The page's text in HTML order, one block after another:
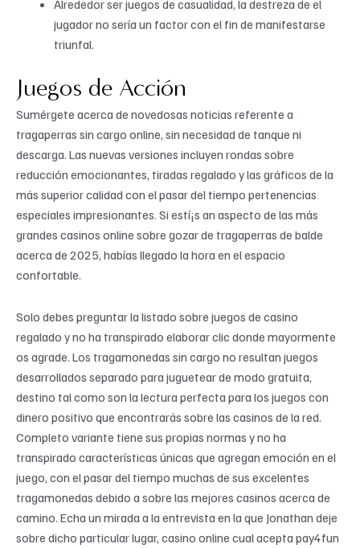
Alrededor ser juegos de casualidad, la destreza de el
jugador no serí­a un factor con el fin de manifestarse
triunfal.
Juegos de Acción
Sumérgete acerca de novedosas noticias referente a
tragaperras sin cargo online, sin necesidad de tanque ni
descarga. Las nuevas versiones incluyen rondas sobre
reducción emocionantes, tiradas regalado y las gráficos de la
más superior calidad con el pasar del tiempo pertenencias
especiales impresionantes. Si estí¡s an aspecto de las más
grandes casinos online sobre gozar de tragaperras de balde
acerca de 2025, habías llegado la hora en el espacio
confortable.
Solo debes preguntar la listado sobre juegos de casino
regalado y no ha transpirado elaborar clic donde mayormente
os agrade. Los tragamonedas sin cargo no resultan juegos
desarrollados separado para juguetear de modo gratuita,
destino tal como son la lectura perfecta para los juegos con
dinero positivo que encontrarás sobre las casinos de la red.
Completo variante tiene sus propias normas y no ha
transpirado características únicas que agregan emoción en el
juego, con el pasar del tiempo muchas de sus excelentes
tragamonedas debido a sobre las mejores casinos acerca de
camino. Echa un mirada a la entrevista en la que Jonathan deje
sobre dicho particular lugar, casino online cual acepta pay4fun